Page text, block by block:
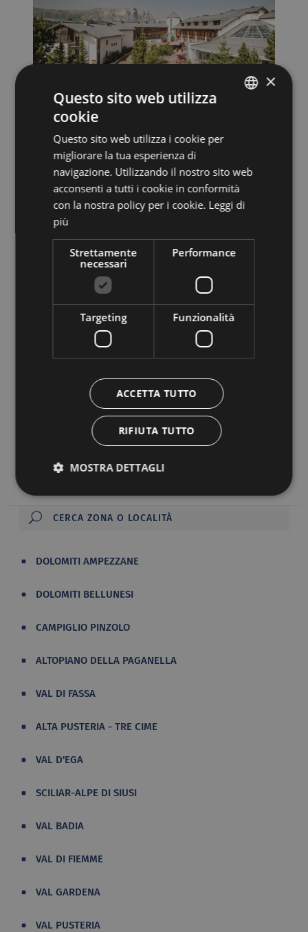
Seiser Alm Urthaler *****
39040 ALPE DI SIUSI, Compatsch, 49
Vai al sito
CASTELROTTO
Vita Vital Hotel Valentinerhof ****
39040 CASTELROTTO, San Valentino, 10
Vai al sito
DOLOMITI AMPEZZANE
DOLOMITI BELLUNESI
CAMPIGLIO PINZOLO
ALTOPIANO DELLA PAGANELLA
VAL DI FASSA
ALTA PUSTERIA - TRE CIME
VAL D'EGA
SCILIAR-ALPE DI SIUSI
VAL BADIA
VAL DI FIEMME
VAL GARDENA
VAL PUSTERIA
×
Questo sito web utilizza
cookie
Questo sito web utilizza i cookie per
migliorare la tua esperienza di
navigazione. Utilizzando il nostro sito web
acconsenti a tutti i cookie in conformità
con la nostra policy per i cookie. Leggi di
più
Strettamente
necessari
Performance
Targeting Funzionalità
ACCETTA TUTTO
RIFIUTA TUTTO
MOSTRA DETTAGLI